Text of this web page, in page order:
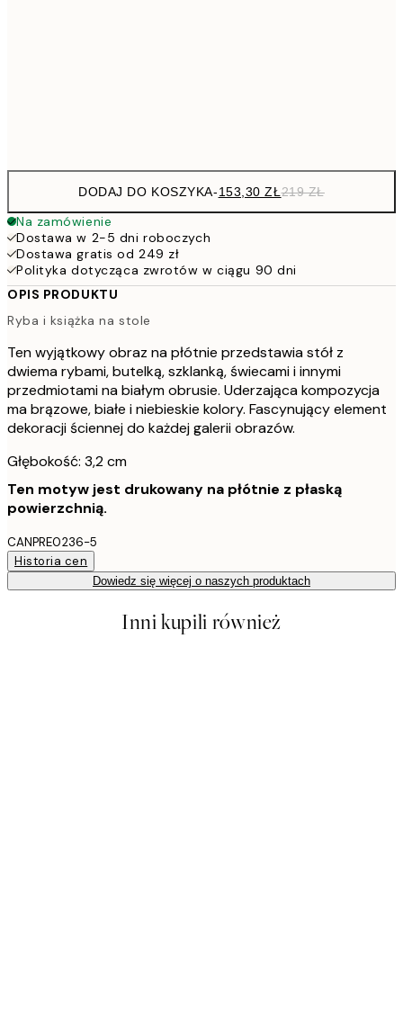
DODAJ DO KOSZYKA-153,30 ZŁ219 ZŁ
Na zamówienie
Dostawa w 2-5 dni roboczych
Dostawa gratis od 249 zł
Polityka dotycząca zwrotów w ciągu 90 dni
OPIS PRODUKTU
Ryba i książka na stole
Ten wyjątkowy obraz na płótnie przedstawia stół z
dwiema rybami, butelką, szklanką, świecami i innymi
przedmiotami na białym obrusie. Uderzająca kompozycja
ma brązowe, białe i niebieskie kolory. Fascynujący element
dekoracji ściennej do każdej galerii obrazów.
Głębokość: 3,2 cm
Ten motyw jest drukowany na płótnie z płaską
powierzchnią.
CANPRE0236-5
Historia cen
Dowiedz się więcej o naszych produktach
Inni kupili również